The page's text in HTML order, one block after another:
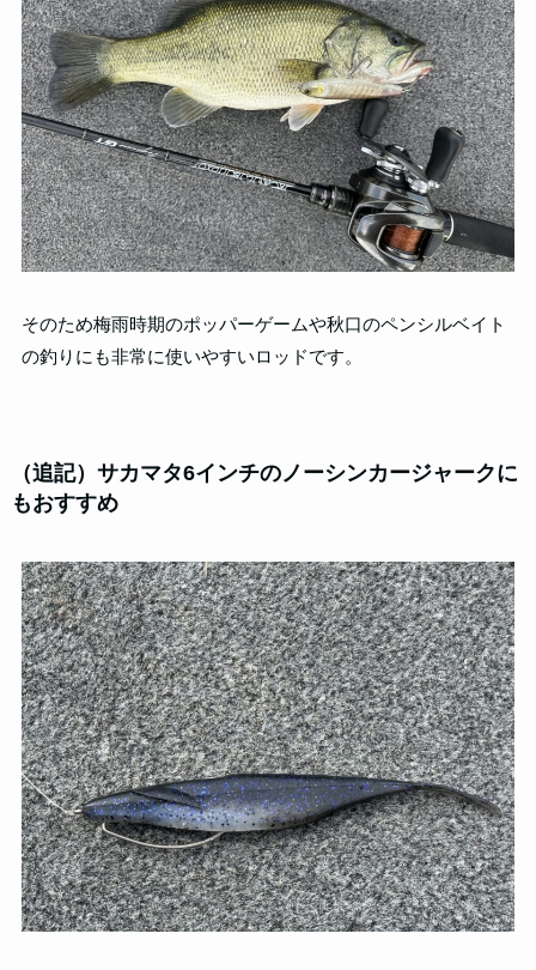
そのため梅雨時期のポッパーゲームや秋口のペンシルベイト
の釣りにも非常に使いやすいロッドです。
（追記）サカマタ6インチのノーシンカージャークに
もおすすめ